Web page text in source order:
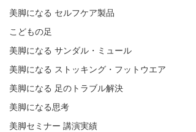
美脚になる セルフケア製品
こどもの足
美脚になる サンダル・ミュール
美脚になる ストッキング・フットウエア
美脚になる 足のトラブル解決
美脚になる思考
美脚セミナー 講演実績